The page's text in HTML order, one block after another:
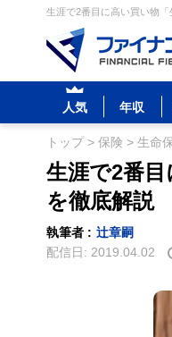
生涯で2番目に高い買い物
人気 年収
トップ> 保険 > 生命
生涯で2番
を徹底解説
執筆者 : 辻章嗣
配信日: 2019.04.02